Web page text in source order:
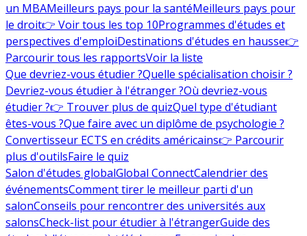
un MBAMeilleurs pays pour la santéMeilleurs pays pour
le droit👉 Voir tous les top 10Programmes d'études et
perspectives d'emploiDestinations d'études en hausse👉
Parcourir tous les rapportsVoir la liste
Que devriez-vous étudier ?Quelle spécialisation choisir ?
Devriez-vous étudier à l'étranger ?Où devriez-vous
étudier ?👉 Trouver plus de quizQuel type d'étudiant
êtes-vous ?Que faire avec un diplôme de psychologie ?
Convertisseur ECTS en crédits américains👉 Parcourir
plus d'outilsFaire le quiz
Salon d'études globalGlobal ConnectCalendrier des
événementsComment tirer le meilleur parti d'un
salonConseils pour rencontrer des universités aux
salonsCheck-list pour étudier à l'étrangerGuide des